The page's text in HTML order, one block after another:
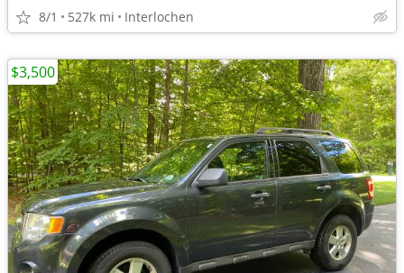
8/1 527k mi Interlochen
$3,500